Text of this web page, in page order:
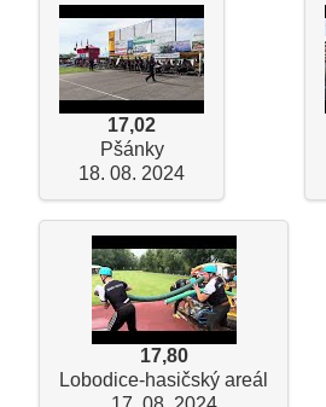
17,02
Pšánky
18. 08. 2024
17,80
Lobodice-hasičský areál